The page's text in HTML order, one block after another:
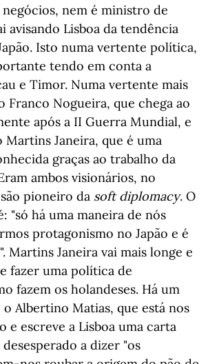
nem é ministro de
avisando Lisboa da tendência
Isto numa vertente política,
tendo em conta a
e Timor. Numa vertente mais
Franco Nogueira, que chega ao
após a II Guerra Mundial, e
Martins Janeira, que é uma
graças ao trabalho da
ambos visionários, no
pioneiro da soft diplomacy. O
"só há uma maneira de nós
protagonismo no Japão e é
Martins Janeira vai mais longe e
fazer uma política de
fazem os holandeses. Há um
Albertino Matias, que está nos
e escreve a Lisboa uma carta
a dizer "os